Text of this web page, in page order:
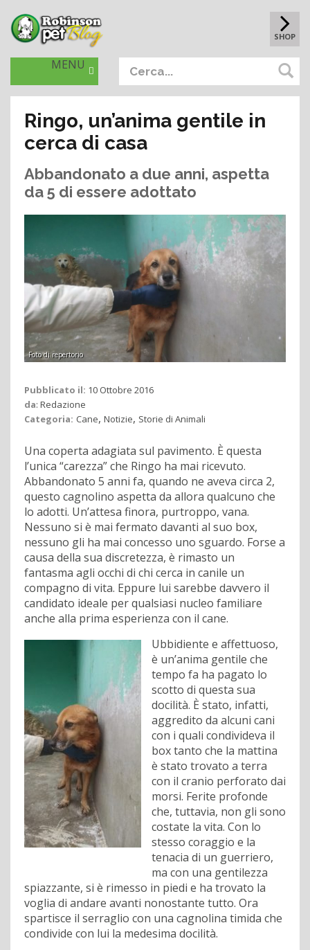
SHOP
MENU
Ringo, un’anima gentile in
cerca di casa
Abbandonato a due anni, aspetta
da 5 di essere adottato
Foto di repertorio
Pubblicato il: 10 Ottobre 2016
da: Redazione
Categoria: Cane, Notizie, Storie di Animali
Una coperta adagiata sul pavimento. È questa
l’unica “carezza” che Ringo ha mai ricevuto.
Abbandonato 5 anni fa, quando ne aveva circa 2,
questo cagnolino aspetta da allora qualcuno che
lo adotti. Un’attesa finora, purtroppo, vana.
Nessuno si è mai fermato davanti al suo box,
nessuno gli ha mai concesso uno sguardo. Forse a
causa della sua discretezza, è rimasto un
fantasma agli occhi di chi cerca in canile un
compagno di vita. Eppure lui sarebbe davvero il
candidato ideale per qualsiasi nucleo familiare
anche alla prima esperienza con il cane.
Ubbidiente e affettuoso,
è un’anima gentile che
tempo fa ha pagato lo
scotto di questa sua
docilità. È stato, infatti,
aggredito da alcuni cani
con i quali condivideva il
box tanto che la mattina
è stato trovato a terra
con il cranio perforato dai
morsi. Ferite profonde
che, tuttavia, non gli sono
costate la vita. Con lo
stesso coraggio e la
tenacia di un guerriero,
ma con una gentilezza
spiazzante, si è rimesso in piedi e ha trovato la
voglia di andare avanti nonostante tutto. Ora
spartisce il serraglio con una cagnolina timida che
condivide con lui la medesima docilità.